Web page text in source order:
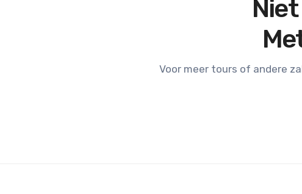
Voor meer tours of andere